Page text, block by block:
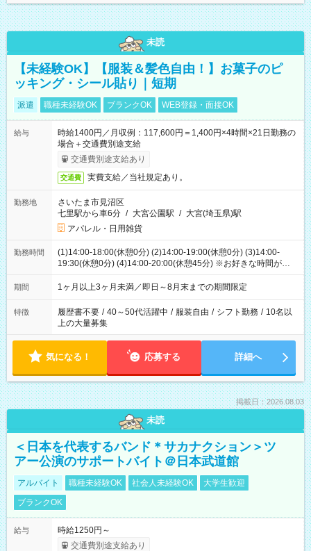
未読
【未経験OK】【服装＆髪色自由！】お菓子のピ
ッキング・シール貼り｜短期
派遣 職種未経験OK ブランクOK WEB登録・面接OK
給与
時給1400円／月収例：117,600円＝1,400円×4時間×21日勤務の
場合＋交通費別途支給
交通費別途支給あり
交通費 実費支給／当社規定あり。
勤務地
さいたま市見沼区
七里駅から車6分 / 大宮公園駅 / 大宮(埼玉県)駅
アパレル・日用雑貨
勤務時間
(1)14:00-18:00(休憩0分) (2)14:00-19:00(休憩0分) (3)14:00-
19:30(休憩0分) (4)14:00-20:00(休憩45分) ※お好きな時間が選べ
ます
期間 1ヶ月以上3ヶ月未満／即日～8月末までの期間限定
特徴 履歴書不要 / 40～50代活躍中 / 服装自由 / シフト勤務 / 10名以
上の大量募集
気になる！ 応募する 詳細へ
掲載日：2026.08.03
未読
＜日本を代表するバンド＊サカナクション＞ツ
アー公演のサポートバイト＠日本武道館
アルバイト 職種未経験OK 社会人未経験OK
大学生歓迎
ブランクOK
給与
時給1250円～
交通費別途支給あり